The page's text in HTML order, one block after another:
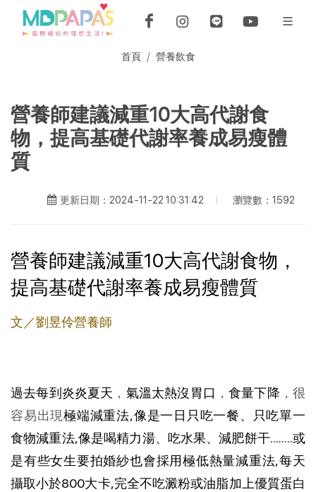
首頁 營養飲食
營養師建議減重10大高代謝食
物，提高基礎代謝率養成易瘦體
質
更新日期：2024-11-22 10:31:42 瀏覽數：1592
營養師建議減重10大高代謝食物，
提高基礎代謝率養成易瘦體質
文／劉昱伶營養師
過去每到炎炎夏天 ， 氣溫太熱沒胃口 ，食量下降 ，很
容易出現極端減重法,像是一日只吃一餐、只吃單一
食物減重法,像是喝精力湯、吃水果、減肥餅干........或
是有些女生要拍婚紗也會採用極低熱量減重法,每天
攝取小於800大卡,完全不吃澱粉或油脂加上優質蛋白